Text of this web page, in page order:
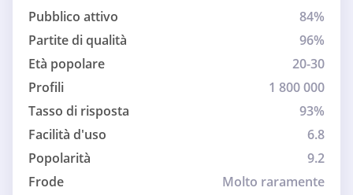
Pubblico attivo
84%
Partite di qualità
96%
Età popolare
20-30
Profili
1 800 000
Tasso di risposta
93%
Facilità d'uso
6.8
Popolarità
9.2
Frode
Molto raramente